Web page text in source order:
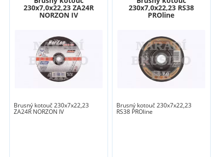
230x7,0x22,23 ZA24R
NORZON IV
Brusný kotouč 230x7x22,23
ZA24R NORZON IV
230x7,0x22,23 RS38
PROline
Brusný kotouč 230x7x22,23
RS38 PROline